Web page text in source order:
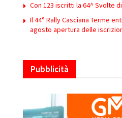
Con 123 iscritti la 64^ Svolte
Il 44° Rally Casciana Terme
agosto apertura delle
Pubblicità